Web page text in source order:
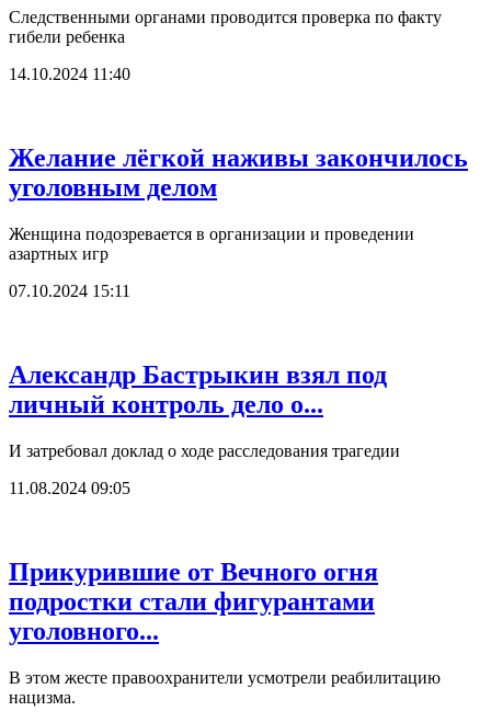
Следственными органами проводится проверка по факту
гибели ребенка
14.10.2024 11:40
Желание лёгкой наживы закончилось
уголовным делом
Женщина подозревается в организации и проведении
азартных игр
07.10.2024 15:11
Александр Бастрыкин взял под
личный контроль дело о...
И затребовал доклад о ходе расследования трагедии
11.08.2024 09:05
Прикурившие от Вечного огня
подростки стали фигурантами
уголовного...
В этом жесте правоохранители усмотрели реабилитацию
нацизма.